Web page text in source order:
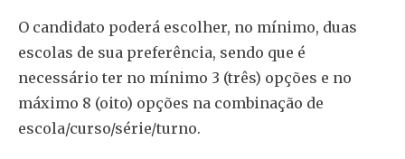
O candidato poderá escolher, no mínimo, duas
escolas de sua preferência, sendo que é
necessário ter no mínimo 3 (três) opções e no
máximo 8 (oito) opções na combinação de
escola/curso/série/turno.